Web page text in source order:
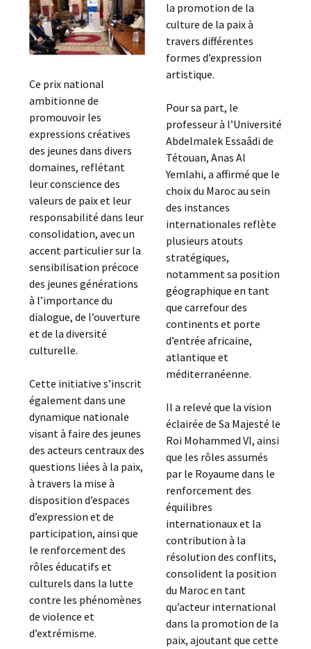
Ce prix national
ambitionne de
promouvoir les
expressions créatives
des jeunes dans divers
domaines, reflétant
leur conscience des
valeurs de paix et leur
responsabilité dans leur
consolidation, avec un
accent particulier sur la
sensibilisation précoce
des jeunes générations
à l’importance du
dialogue, de l’ouverture
et de la diversité
culturelle.
Cette initiative s’inscrit
également dans une
dynamique nationale
visant à faire des jeunes
des acteurs centraux des
questions liées à la paix,
à travers la mise à
disposition d’espaces
d’expression et de
participation, ainsi que
le renforcement des
rôles éducatifs et
culturels dans la lutte
contre les phénomènes
de violence et
d’extrémisme.
la promotion de la
culture de la paix à
travers différentes
formes d’expression
artistique.
Pour sa part, le
professeur à l’Université
Abdelmalek Essaâdi de
Tétouan, Anas Al
Yemlahi, a affirmé que le
choix du Maroc au sein
des instances
internationales reflète
plusieurs atouts
stratégiques,
notamment sa position
géographique en tant
que carrefour des
continents et porte
d’entrée africaine,
atlantique et
méditerranéenne.
Il a relevé que la vision
éclairée de Sa Majesté le
Roi Mohammed VI, ainsi
que les rôles assumés
par le Royaume dans le
renforcement des
équilibres
internationaux et la
contribution à la
résolution des conflits,
consolident la position
du Maroc en tant
qu’acteur international
dans la promotion de la
paix, ajoutant que cette